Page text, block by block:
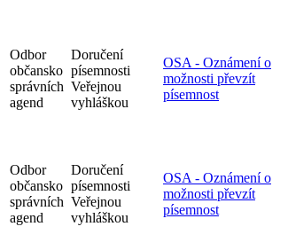
Odbor
občansko
správních
agend
Doručení
písemnosti
Veřejnou
vyhláškou
OSA - Oznámení o
možnosti převzít
písemnost
Odbor
občansko
správních
agend
Doručení
písemnosti
Veřejnou
vyhláškou
OSA - Oznámení o
možnosti převzít
písemnost